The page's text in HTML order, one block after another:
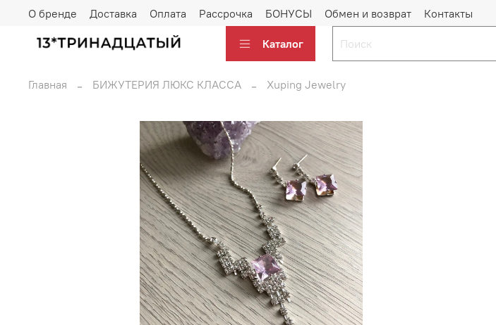
О бренде Доставка Оплата Рассрочка БОНУСЫ Обмен и возврат Контакты
Каталог
Главная БИЖУТЕРИЯ ЛЮКС КЛАССА Xuping Jewelry